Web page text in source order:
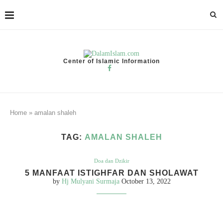
Center of Islamic Information
Home » amalan shaleh
TAG: AMALAN SHALEH
Doa dan Dzikir
5 MANFAAT ISTIGHFAR DAN SHOLAWAT
by Hj Mulyani Surmaja October 13, 2022